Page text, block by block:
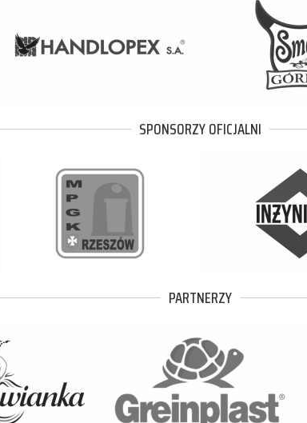
SPONSORZY OFICJALNI
PARTNERZY